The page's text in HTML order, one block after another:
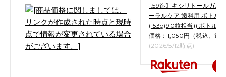
1:59迄】キシリトールガム
ーラルケア 歯科用 ボトル
(153g(90粒相当)) ボトルガ
価格：1,050円（税込、送
(2026/5/12時点)